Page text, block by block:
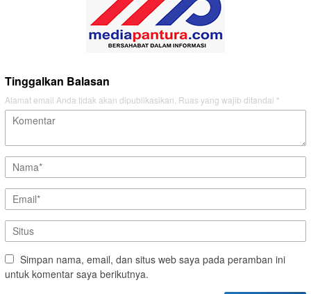
Tinggalkan Balasan
Alamat email Anda tidak akan dipublikasikan. Ruas yang wajib ditandai *
Simpan nama, email, dan situs web saya pada peramban ini
untuk komentar saya berikutnya.